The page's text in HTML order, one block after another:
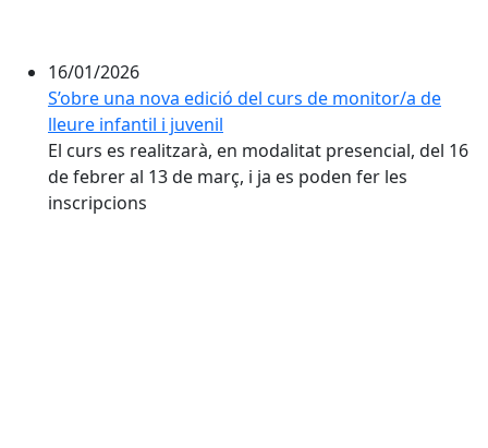
16/01/2026
S’obre una nova edició del curs de monitor/a de
lleure infantil i juvenil
El curs es realitzarà, en modalitat presencial, del 16
de febrer al 13 de març, i ja es poden fer les
inscripcions